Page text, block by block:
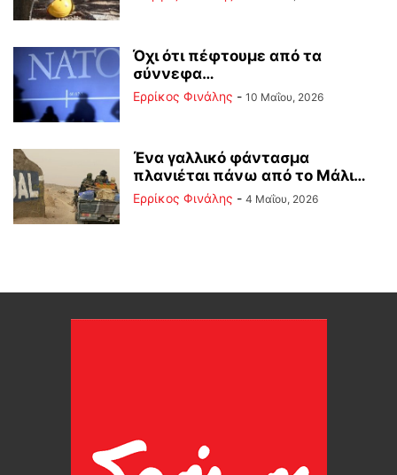
Όχι ότι πέφτουμε από τα
σύννεφα…
Ερρίκος Φινάλης - 10 Μαΐου, 2026
Ένα γαλλικό φάντασμα
πλανιέται πάνω από το Μάλι…
Ερρίκος Φινάλης - 4 Μαΐου, 2026